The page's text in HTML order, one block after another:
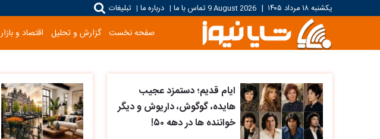
یکشنبه ۱۸ مرداد ۱۴۰۵ |
9 August 2026 تماس با ما | درباره ما | تبلیغات
صفحه نخست گزارش و تحلیل اقتصاد و بازار
ایام قدیم؛ دستمزد عجیب
هایده، گوگوش، داریوش و دیگر
خواننده ها در دهه ۵۰!